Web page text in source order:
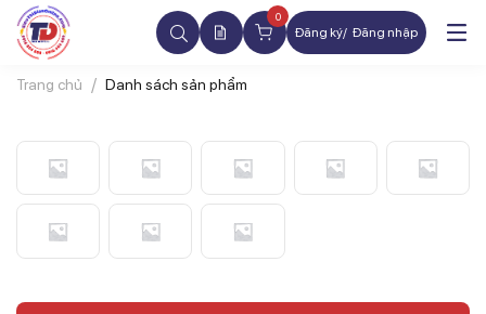
0
Đăng ký Đăng nhập
Trang chủ Danh sách sản phẩm